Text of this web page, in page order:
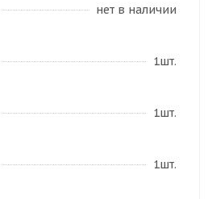
нет в наличии
1шт.
1шт.
1шт.